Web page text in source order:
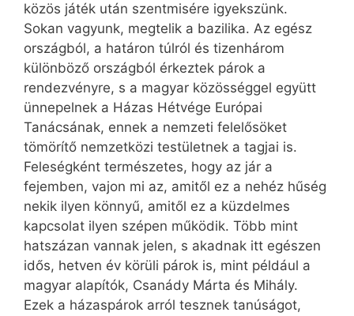
közös játék után szentmisére igyekszünk.
Sokan vagyunk, megtelik a bazilika. Az egész
országból, a határon túlról és tizenhárom
különböző országból érkeztek párok a
rendezvényre, s a magyar közösséggel együtt
ünnepelnek a Házas Hétvége Európai
Tanácsának, ennek a nemzeti felelősöket
tömörítő nemzetközi testületnek a tagjai is.
Feleségként természetes, hogy az jár a
fejemben, vajon mi az, amitől ez a nehéz hűség
nekik ilyen könnyű, amitől ez a küzdelmes
kapcsolat ilyen szépen működik. Több mint
hatszázan vannak jelen, s akadnak itt egészen
idős, hetven év körüli párok is, mint például a
magyar alapítók, Csanády Márta és Mihály.
Ezek a házaspárok arról tesznek tanúságot,